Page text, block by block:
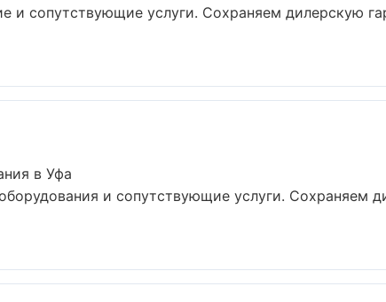
и сопутствующие услуги. Сохраняем дилерскую
в Уфа
и сопутствующие услуги. Сохраняем